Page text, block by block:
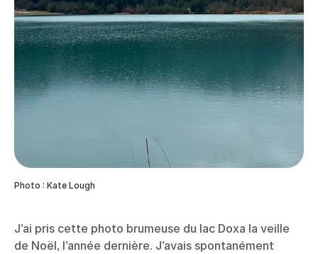
Photo : Kate Lough
J’ai pris cette photo brumeuse du lac Doxa la veille
de Noël, l’année dernière. J’avais spontanément